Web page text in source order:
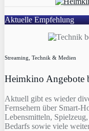
Aktuelle Empfehlung
Streaming, Technik & Medien
Heimkino Angebote
Aktuell gibt es wieder
Fernsehern über Smart-
Lebensmitteln,
Bedarfs sowie viele